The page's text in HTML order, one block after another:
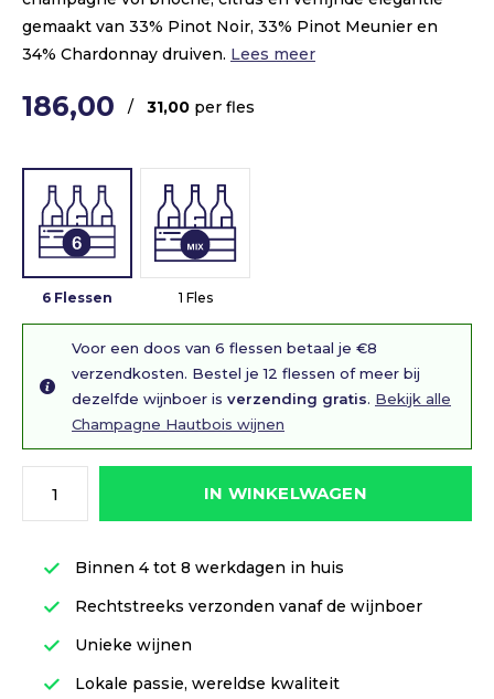
gemaakt van 33% Pinot Noir, 33% Pinot Meunier en
34% Chardonnay druiven. Lees meer
186,00 / 31,00 per fles
6 Flessen 1 Fles
Voor een doos van 6 flessen betaal je €8
verzendkosten. Bestel je 12 flessen of meer bij
dezelfde wijnboer is verzending gratis. Bekijk alle
Champagne Hautbois wijnen
IN WINKELWAGEN
Binnen 4 tot 8 werkdagen in huis
Rechtstreeks verzonden vanaf de wijnboer
Unieke wijnen
Lokale passie, wereldse kwaliteit